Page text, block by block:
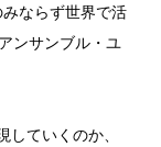
ならず世界で活
ンサンブル・ユ
ていくのか、